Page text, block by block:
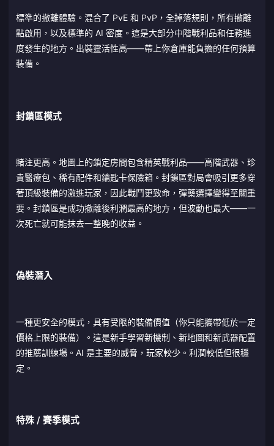
標準的撤離體驗。混合了 PvE 和 PvP，全掉落規則，所有撤離
點啟用，以及標準的 AI 密度。這是大部分中階戰利品和任務進
度發生的地方。出裝靈活性高——帶上你倉庫能負擔的任何預算
裝備。
封鎖區模式
賭注更高。地圖上的鎖定房間包含精英戰利品——高階武器、珍
貴醫療包、稀有配件和鑰匙卡保險箱。封鎖區對局會吸引更多穿
著頂級裝備的激進玩家，因此戰鬥更致命，彈藥選擇變得至關重
要。封鎖區是成功撤離後利潤最高的地方，但波動也最大——一
次死亡就可能抹去一整晚的收益。
偽裝潛入
一種更安全的模式，具有受限的裝備價值（你只能攜帶低於一定
價格上限的裝備）。這是新手學習新機制、新地圖和新武器配置
的推薦訓練場。AI 是主要的威脅，玩家較少。利潤較低但很穩
定。
特殊 / 賽季模式